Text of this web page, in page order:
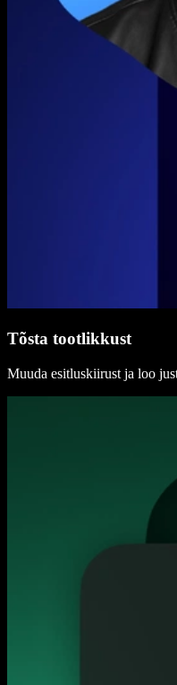
Tõsta tootlikkust
Muuda esitluskiirust ja loo